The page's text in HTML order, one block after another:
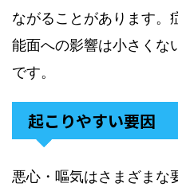
ながることがあります。
能面への影響は小さくな
です。
起こりやすい要因
悪心・嘔気はさまざまな